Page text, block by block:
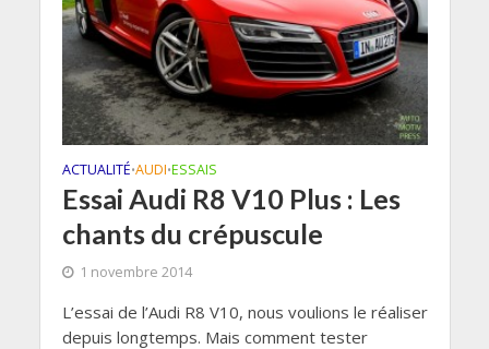
ACTUALITÉ•AUDI•ESSAIS
Essai Audi R8 V10 Plus : Les
chants du crépuscule
1 novembre 2014
L’essai de l’Audi R8 V10, nous voulions le réaliser
depuis longtemps. Mais comment tester